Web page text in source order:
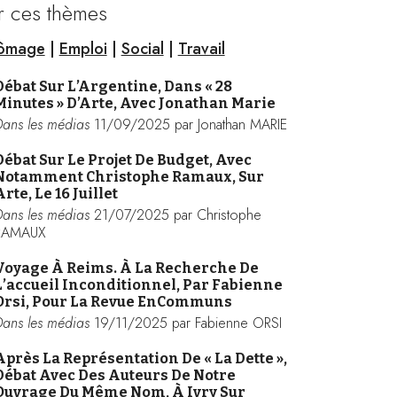
ces thèmes
| Emploi | Social | Travail
Sur L’Argentine, Dans « 28
» D’Arte, Avec Jonathan Marie
les médias 11/09/2025 par Jonathan MARIE
Sur Le Projet De Budget, Avec
Christophe Ramaux, Sur
Le 16 Juillet
les médias 21/07/2025 par Christophe
À Reims. À La Recherche De
Inconditionnel, Par Fabienne
Pour La Revue EnCommuns
les médias 19/11/2025 par Fabienne ORSI
La Représentation De « La Dette »,
Avec Des Auteurs De Notre
Du Même Nom, À Ivry Sur